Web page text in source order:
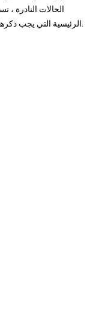
الحالات النادرة ،